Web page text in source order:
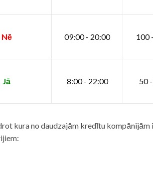
Nē 09:00 - 20:00 100
Jā 8:00 - 22:00 50
kura no daudzajām kredītu